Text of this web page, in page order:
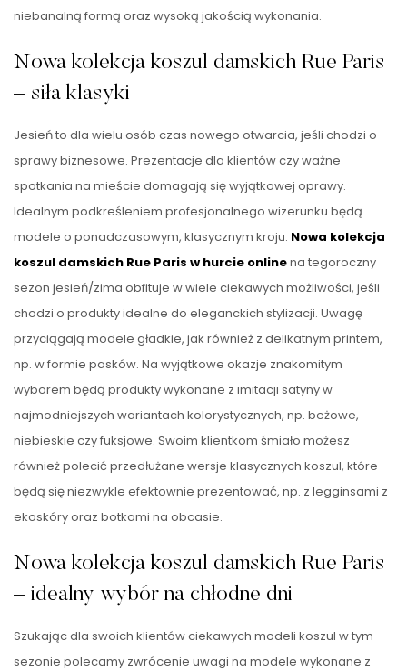
niebanalną formą oraz wysoką jakością wykonania.
Nowa kolekcja koszul damskich Rue Paris
– siła klasyki
Jesień to dla wielu osób czas nowego otwarcia, jeśli chodzi o
sprawy biznesowe. Prezentacje dla klientów czy ważne
spotkania na mieście domagają się wyjątkowej oprawy.
Idealnym podkreśleniem profesjonalnego wizerunku będą
modele o ponadczasowym, klasycznym kroju. Nowa kolekcja
koszul damskich Rue Paris w hurcie onlinena tegoroczny
sezon jesień/zima obfituje w wiele ciekawych możliwości, jeśli
chodzi o produkty idealne do eleganckich stylizacji. Uwagę
przyciągają modele gładkie, jak również z delikatnym printem,
np. w formie pasków. Na wyjątkowe okazje znakomitym
wyborem będą produkty wykonane z imitacji satyny w
najmodniejszych wariantach kolorystycznych, np. beżowe,
niebieskie czy fuksjowe. Swoim klientkom śmiało możesz
również polecić przedłużane wersje klasycznych koszul, które
będą się niezwykle efektownie prezentować, np. z legginsami z
ekoskóry oraz botkami na obcasie.
Nowa kolekcja koszul damskich Rue Paris
– idealny wybór na chłodne dni
Szukając dla swoich klientów ciekawych modeli koszul w tym
sezonie polecamy zwrócenie uwagi na modele wykonane z